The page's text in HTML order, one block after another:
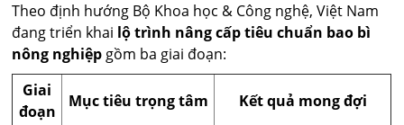
Theo định hướng Bộ Khoa học & Công nghệ, Việt Nam
đang triển khai lộ trình nâng cấp tiêu chuẩn bao bì
nông nghiệp gồm ba giai đoạn:
Giai
đoạn
Mục tiêu trọng tâm Kết quả mong đợi